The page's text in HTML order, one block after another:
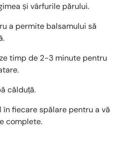
și vârfurile părului.
a permite balsamului să
timp de 2-3 minute pentru
călduță.
în fiecare spălare pentru a vă
complete.